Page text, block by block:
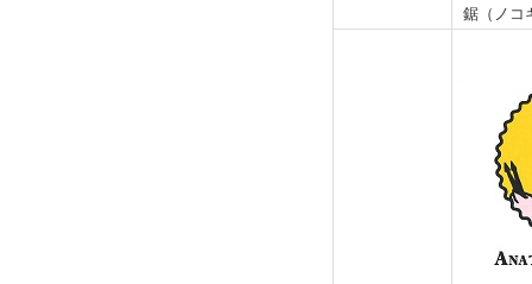
鋸（ノコ